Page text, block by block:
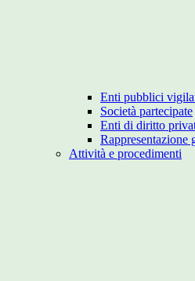
Enti pubblici
Società partecipate
Enti di diritto
Rappresentazione
Attività e procedimenti